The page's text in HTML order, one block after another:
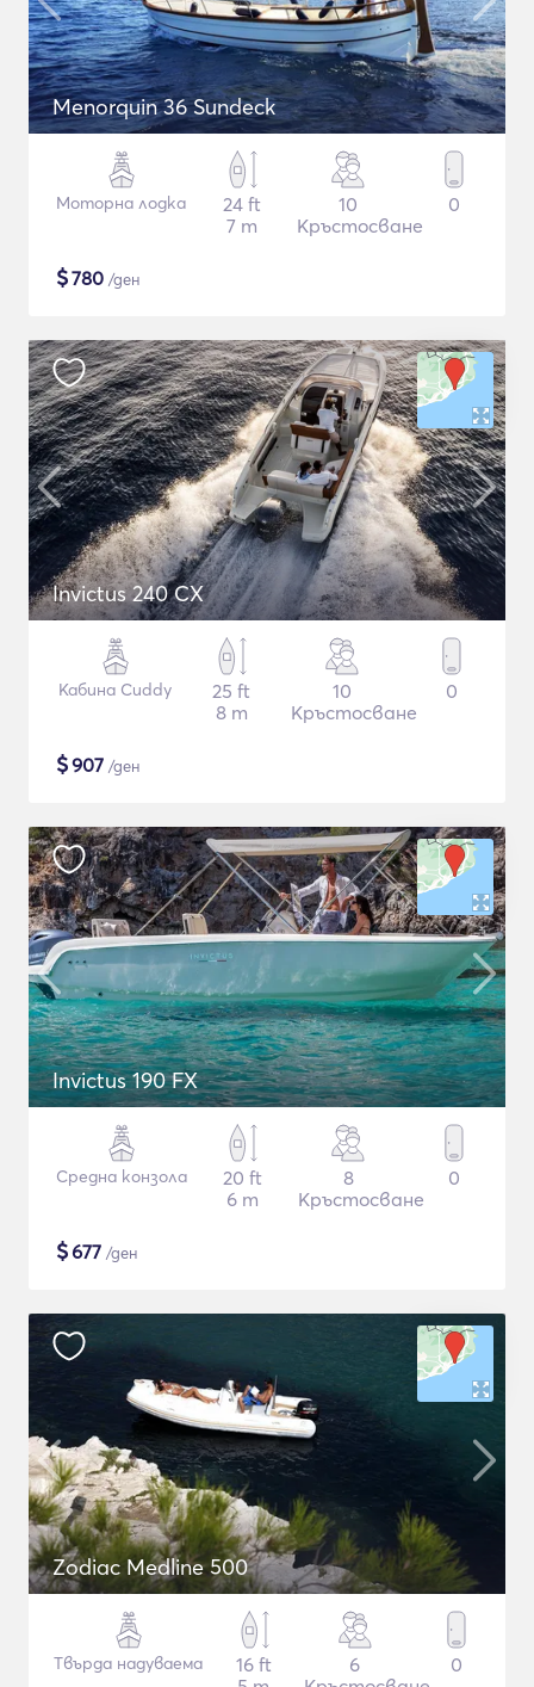
Menorquin 36 Sundeck
Моторна лодка
24 ft
7 m
10
Кръстосване
0
$780 /ден
Invictus 240 CX
Кабина Cuddy
25 ft
8 m
10
Кръстосване
0
$907 /ден
Invictus 190 FX
Средна конзола
20 ft
6 m
8
Кръстосване
0
$677 /ден
Zodiac Medline 500
Твърда надуваема
16 ft
6
0